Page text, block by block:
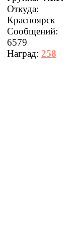
Откуда:
Красноярск
Сообщений:
6579
Наград: 258